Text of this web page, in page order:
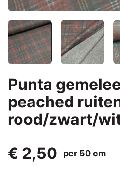
Punta
peached
rood/zwart/
€ 2,50
per 50 cm